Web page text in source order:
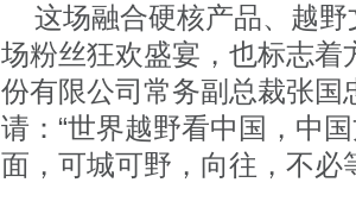
这场融合硬核产品、越
场粉丝狂欢盛宴，也标志
份有限公司常务副总裁张
请：“世界越野看中国，中
面，可城可野，向往，不必